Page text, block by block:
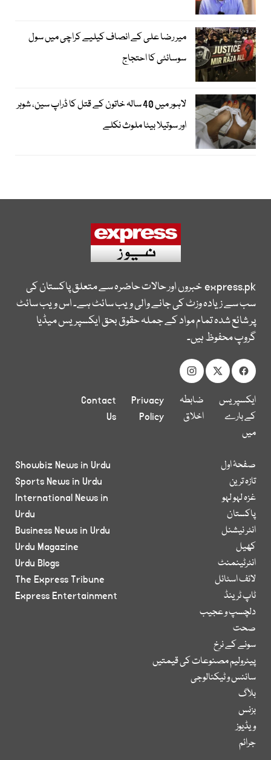
میر رضا علی کے انصاف کیلیے کراچی میں سول
سوسائٹی کا احتجاج
لاہور میں 40 سالہ خاتون کے قتل کا ڈراپ سین، شوہر
اور سوتیلا بیٹا ملوث نکلے
express.pkخبروں اور حالات حاضرہ سے متعلق پاکستان کی
سب سے زیادہ وزٹ کی جانے والی ویب سائٹ ہے۔ اس ویب سائٹ
پر شائع شدہ تمام مواد کے جملہ حقوق بحق ایکسپریس میڈیا
گروپ محفوظ ہیں۔
ایکسپریس
کے بارے
میں
ضابطہ
اخلاق
Privacy
Policy
Contact
Us
صفحۂ اول
تازہ ترین
غزہ لہو لہو
پاکستان
انٹر نیشنل
کھیل
انٹرٹینمنٹ
لائف اسٹائل
ٹاپ ٹرینڈ
دلچسپ و عجیب
صحت
سونے کے نرخ
پیٹرولیم مصنوعات کی قیمتیں
سائنس و ٹیکنالوجی
بلاگ
بزنس
ویڈیوز
جرائم
Showbiz News in Urdu
Sports News in Urdu
International News in
Urdu
Business News in Urdu
Urdu Magazine
Urdu Blogs
The Express Tribune
Express Entertainment